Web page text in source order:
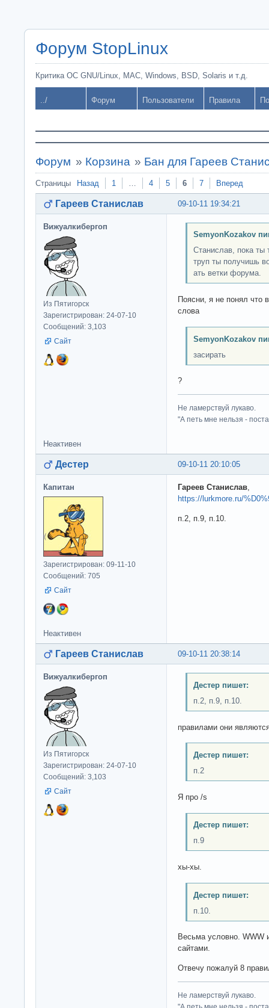
Форум StopLinux
Критика ОС GNU/Linux, MAC, Windows, BSD, Solaris и т.д.
../ Форум Пользователи Правила
Форум » Корзина » Бан для Гареев
Страницы Назад 1 … 4 5 6 7 Вперед
09-10-11 19:34:21
Гареев Станислав
Вижуалкибергоп
Из Пятигорск
Зарегистрирован: 24-07-10
Сообщений: 3,103
Сайт
SemyonKozakov
Станислав, пока ты
труп ты получишь
ать ветки форума.
Поясни, я не понял что
слова
SemyonKozakov
засирать
?
Не ламерствуй лукаво.
"А петь мне нельзя -
Неактивен
09-10-11 20:10:05
Дестер
Капитан
Зарегистрирован: 09-11-10
Сообщений: 705
Сайт
Гареев Станислав,
https://lurkmore.ru/
п.2, п.9, п.10.
Неактивен
09-10-11 20:38:14
Гареев Станислав
Вижуалкибергоп
Из Пятигорск
Зарегистрирован: 24-07-10
Сообщений: 3,103
Сайт
Дестер пишет:
п.2, п.9, п.10.
правилами они
Дестер пишет:
п.2
Я про /s
Дестер пишет:
п.9
хы-хы.
Дестер пишет:
п.10.
Весьма условно. WWW
сайтами.
Отвечу пожалуй 8
Не ламерствуй лукаво.